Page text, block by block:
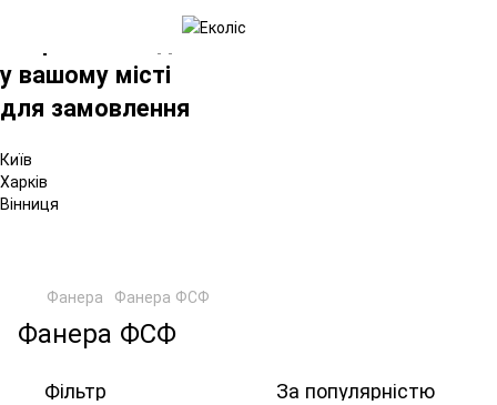
у вашому місті
для замовлення
Київ
Харків
Вінниця
Фанера Фанера ФСФ
Фанера ФСФ
Фільтр За популярністю